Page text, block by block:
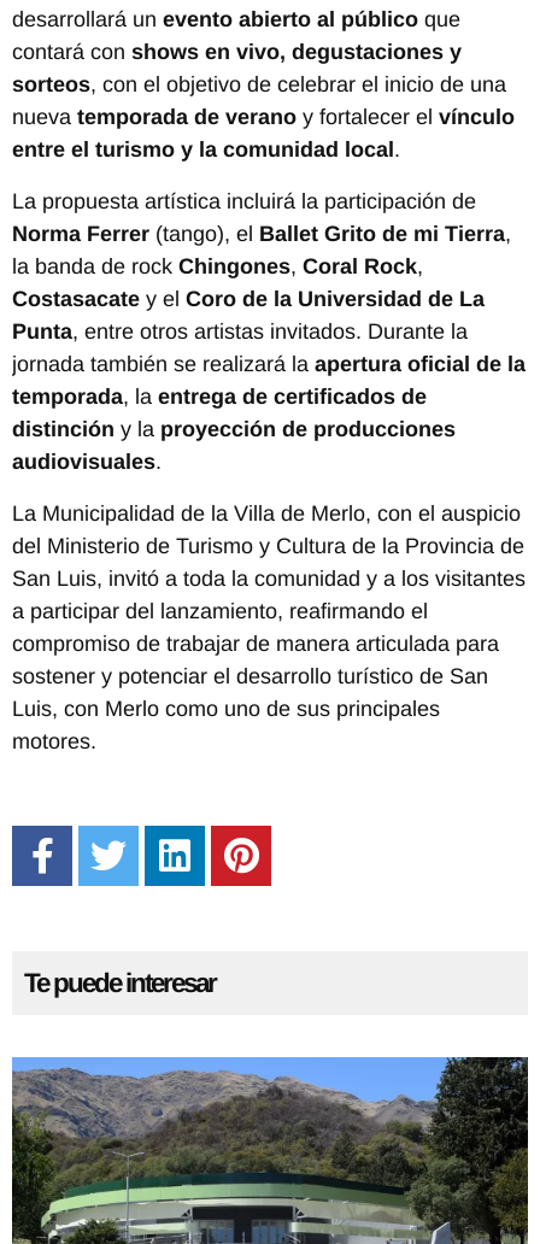
desarrollará un evento abierto al público que
contará con shows en vivo, degustaciones y
sorteos, con el objetivo de celebrar el inicio de una
nueva temporada de verano y fortalecer el vínculo
entre el turismo y la comunidad local.
La propuesta artística incluirá la participación de
Norma Ferrer (tango), el Ballet Grito de mi Tierra,
la banda de rock Chingones, Coral Rock,
Costasacate y el Coro de la Universidad de La
Punta, entre otros artistas invitados. Durante la
jornada también se realizará la apertura oficial de la
temporada, la entrega de certificados de
distinción y la proyección de producciones
audiovisuales.
La Municipalidad de la Villa de Merlo, con el auspicio
del Ministerio de Turismo y Cultura de la Provincia de
San Luis, invitó a toda la comunidad y a los visitantes
a participar del lanzamiento, reafirmando el
compromiso de trabajar de manera articulada para
sostener y potenciar el desarrollo turístico de San
Luis, con Merlo como uno de sus principales
motores.
Te puede interesar